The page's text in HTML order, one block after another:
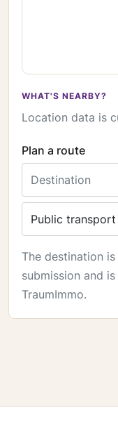
WHAT'S NEARBY?
Location data is
Plan a route
The destination
submission and
TraumImmo.